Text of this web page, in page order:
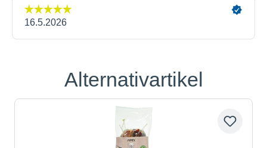
Produktgalerie überspringen
Alternativartikel